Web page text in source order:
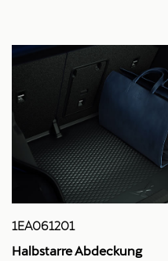
1EA061201
Halbstarre Abdeckung